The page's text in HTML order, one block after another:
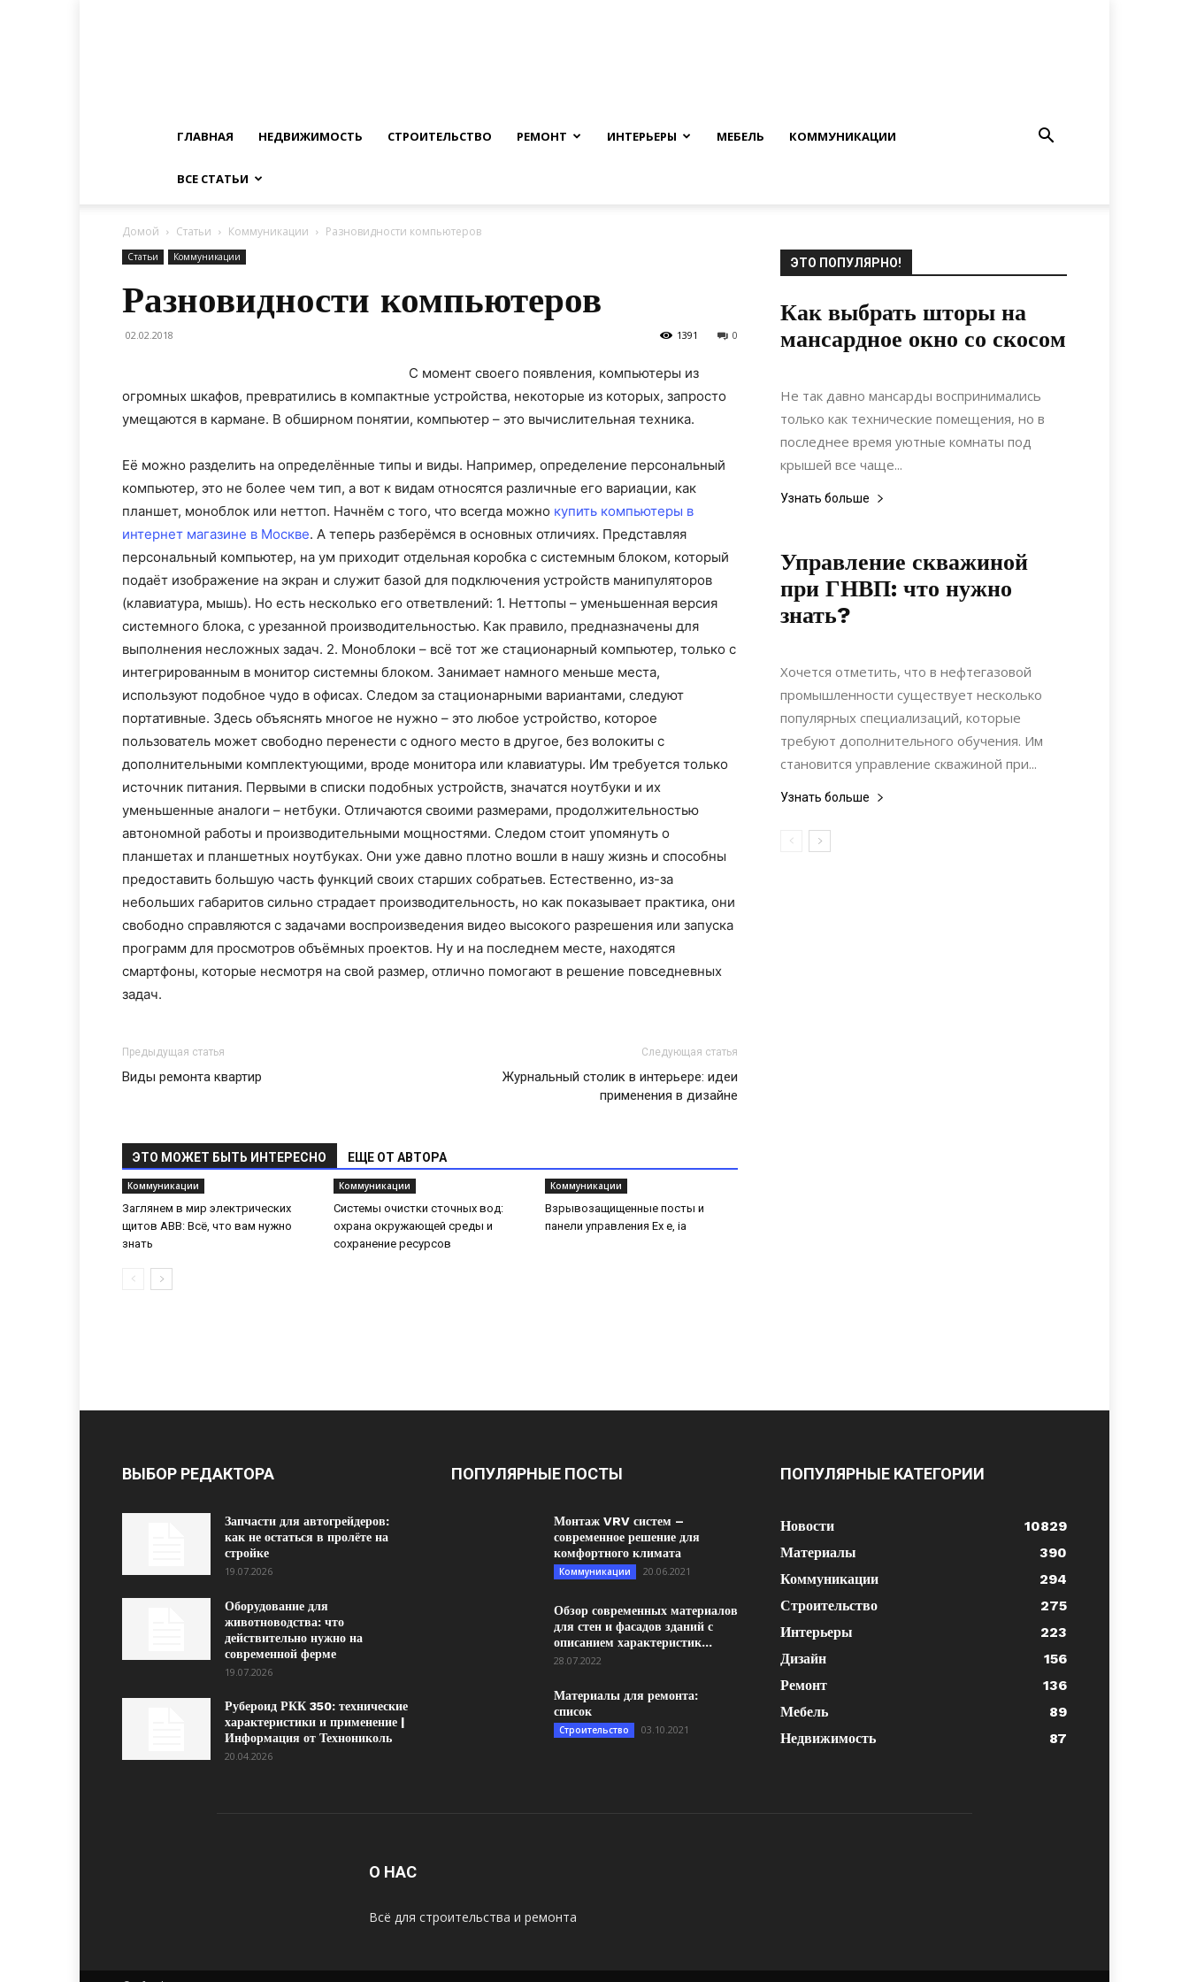
ГЛАВНАЯ НЕДВИЖИМОСТЬ СТРОИТЕЛЬСТВО РЕМОНТ ИНТЕРЬЕРЫ МЕБЕЛЬ КОММУНИКАЦИИ
ВСЕ СТАТЬИ
Домой Статьи Коммуникации Разновидности компьютеров
Статьи Коммуникации
Разновидности компьютеров
02.02.2018 0
1391
С момент своего появления, компьютеры из
огромных шкафов, превратились в компактные устройства, некоторые из которых, запросто
умещаются в кармане. В обширном понятии, компьютер – это вычислительная техника.
Её можно разделить на определённые типы и виды. Например, определение персональный
компьютер, это не более чем тип, а вот к видам относятся различные его вариации, как
планшет, моноблок или неттоп. Начнём с того, что всегда можно купить компьютеры в
интернет магазине в Москве. А теперь разберёмся в основных отличиях. Представляя
персональный компьютер, на ум приходит отдельная коробка с системным блоком, который
подаёт изображение на экран и служит базой для подключения устройств манипуляторов
(клавиатура, мышь). Но есть несколько его ответвлений: 1. Неттопы – уменьшенная версия
системного блока, с урезанной производительностью. Как правило, предназначены для
выполнения несложных задач. 2. Моноблоки – всё тот же стационарный компьютер, только с
интегрированным в монитор системны блоком. Занимает намного меньше места,
используют подобное чудо в офисах. Следом за стационарными вариантами, следуют
портативные. Здесь объяснять многое не нужно – это любое устройство, которое
пользователь может свободно перенести с одного место в другое, без волокиты с
дополнительными комплектующими, вроде монитора или клавиатуры. Им требуется только
источник питания. Первыми в списки подобных устройств, значатся ноутбуки и их
уменьшенные аналоги – нетбуки. Отличаются своими размерами, продолжительностью
автономной работы и производительными мощностями. Следом стоит упомянуть о
планшетах и планшетных ноутбуках. Они уже давно плотно вошли в нашу жизнь и способны
предоставить большую часть функций своих старших собратьев. Естественно, из-за
небольших габаритов сильно страдает производительность, но как показывает практика, они
свободно справляются с задачами воспроизведения видео высокого разрешения или запуска
программ для просмотров объёмных проектов. Ну и на последнем месте, находятся
смартфоны, которые несмотря на свой размер, отлично помогают в решение повседневных
задач.
Предыдущая статья
Виды ремонта квартир
Следующая статья
Журнальный столик в интерьере: идеи
применения в дизайне
ЭТО МОЖЕТ БЫТЬ ИНТЕРЕСНО ЕЩЕ ОТ АВТОРА
Коммуникации
Заглянем в мир электрических
щитов ABB: Всё, что вам нужно
знать
Коммуникации
Системы очистки сточных вод:
охрана окружающей среды и
сохранение ресурсов
Коммуникации
Взрывозащищенные посты и
панели управления Ex e, ia
ЭТО ПОПУЛЯРНО!
Как выбрать шторы на
мансардное окно со скосом
29.09.2021 0
Не так давно мансарды воспринимались
только как технические помещения, но в
последнее время уютные комнаты под
крышей все чаще...
Узнать больше
Управление скважиной
при ГНВП: что нужно
знать?
13.11.2019
Хочется отметить, что в нефтегазовой
промышленности существует несколько
популярных специализаций, которые
требуют дополнительного обучения. Им
становится управление скважиной при...
Узнать больше
ВЫБОР РЕДАКТОРА
Запчасти для автогрейдеров:
как не остаться в пролёте на
стройке
19.07.2026
Оборудование для
животноводства: что
действительно нужно на
современной ферме
19.07.2026
Рубероид РКК 350: технические
характеристики и применение |
Информация от Технониколь
20.04.2026
ПОПУЛЯРНЫЕ ПОСТЫ
Монтаж VRV систем –
современное решение для
комфортного климата
Коммуникации 20.06.2021
Обзор современных материалов
для стен и фасадов зданий с
описанием характеристик...
28.07.2022
Материалы для ремонта:
список
Строительство 03.10.2021
ПОПУЛЯРНЫЕ КАТЕГОРИИ
Новости
10829
Материалы
390
Коммуникации
294
Строительство
275
Интерьеры
223
Дизайн
156
Ремонт
136
Мебель
89
Недвижимость
87
О НАС
Всё для строительства и ремонта